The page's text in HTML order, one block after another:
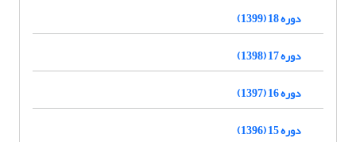
دوره 18 (1399)
دوره 17 (1398)
دوره 16 (1397)
دوره 15 (1396)